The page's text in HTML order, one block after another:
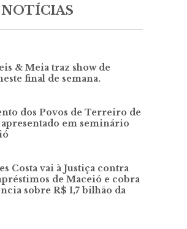
& Meia traz show de
final de semana.
dos Povos de Terreiro de
apresentado em seminário
Costa vai à Justiça contra
de Maceió e cobra
sobre R$ 1,7 bilhão da